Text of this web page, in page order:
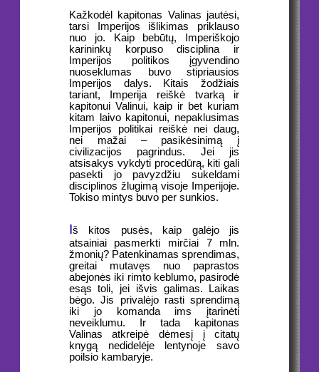
Kažkodėl kapitonas Valinas jautėsi,
tarsi Imperijos išlikimas priklauso
nuo jo. Kaip bebūtų, Imperiškojo
karininkų korpuso disciplina ir
Imperijos politikos įgyvendino
nuoseklumas buvo stipriausios
Imperijos dalys. Kitais žodžiais
tariant, Imperija reiškė tvarką ir
kapitonui Valinui, kaip ir bet kuriam
kitam laivo kapitonui, nepaklusimas
Imperijos politikai reiškė nei daug,
nei mažai – pasikėsinimą į
civilizacijos pagrindus. Jei jis
atsisakys vykdyti procedūrą, kiti gali
pasekti jo pavyzdžiu sukeldami
disciplinos žlugimą visoje Imperijoje.
Tokiso mintys buvo per sunkios.
Iš kitos pusės, kaip galėjo jis
atsainiai pasmerkti mirčiai 7 mln.
žmonių? Patenkinamas sprendimas,
greitai mutavęs nuo paprastos
abejonės iki rimto keblumo, pasirodė
esąs toli, jei išvis galimas. Laikas
bėgo. Jis privalėjo rasti sprendimą
iki jo komanda ims įtarinėti
neveiklumu. Ir tada kapitonas
Valinas atkreipė dėmesį į citatų
knygą nedidelėje lentynoje savo
poilsio kambaryje.